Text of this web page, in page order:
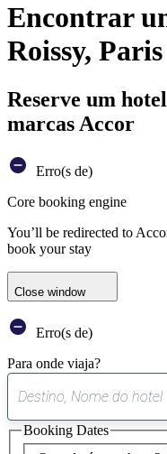
Encontrar
Roissy, Paris
Reserve um
marcas Accor
Erro(s de)
Core booking engine
You’ll be redirected to
book your stay
Close window
Erro(s de)
Para onde viaja?
Booking Dates